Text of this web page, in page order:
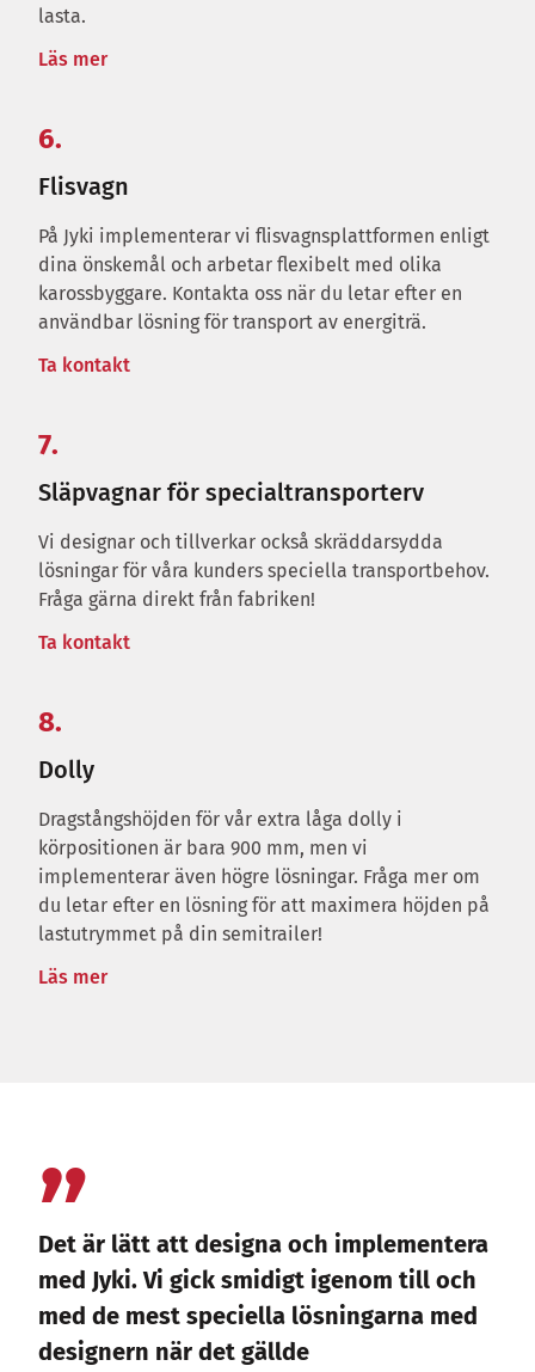
lasta.
Läs mer
6.
Flisvagn
På Jyki implementerar vi flisvagnsplattformen enligt
dina önskemål och arbetar flexibelt med olika
karossbyggare. Kontakta oss när du letar efter en
användbar lösning för transport av energiträ.
Ta kontakt
7.
Släpvagnar för specialtransporterv
Vi designar och tillverkar också skräddarsydda
lösningar för våra kunders speciella transportbehov.
Fråga gärna direkt från fabriken!
Ta kontakt
8.
Dolly
Dragstångshöjden för vår extra låga dolly i
körpositionen är bara 900 mm, men vi
implementerar även högre lösningar. Fråga mer om
du letar efter en lösning för att maximera höjden på
lastutrymmet på din semitrailer!
Läs mer
Det är lätt att designa och implementera
med Jyki. Vi gick smidigt igenom till och
med de mest speciella lösningarna med
designern när det gällde